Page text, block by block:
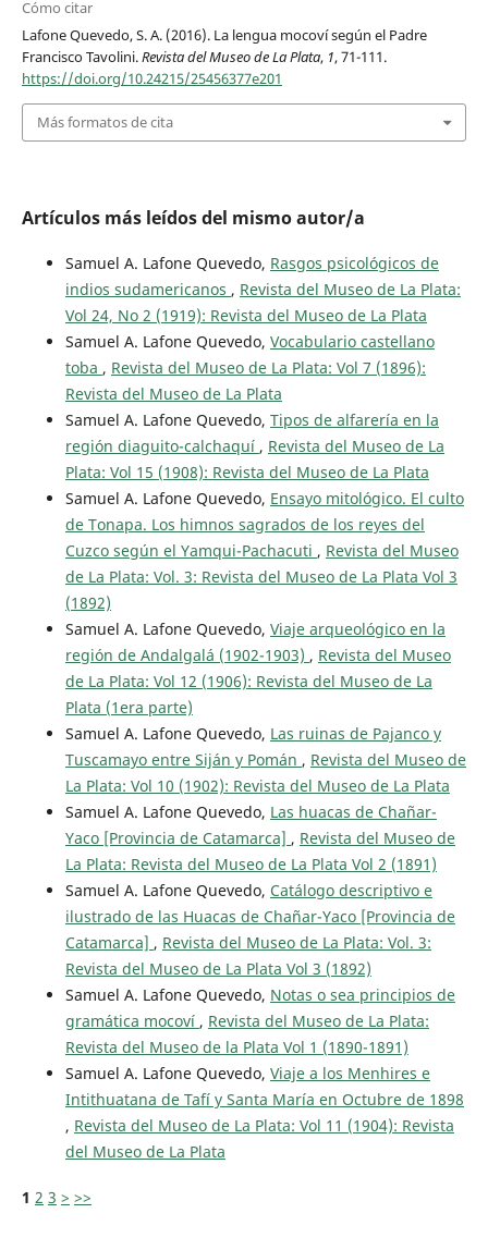
Cómo citar
Lafone Quevedo, S. A. (2016). La lengua mocoví según el Padre
Francisco Tavolini.Revista del Museo de La Plata, 1, 71-111.
https://doi.org/10.24215/25456377e201
Más formatos de cita
Artículos más leídos del mismo autor/a
Samuel A. Lafone Quevedo, Rasgos psicológicos de
indios sudamericanos , Revista del Museo de La Plata:
Vol 24, No 2 (1919): Revista del Museo de La Plata
Samuel A. Lafone Quevedo, Vocabulario castellano
toba , Revista del Museo de La Plata: Vol 7 (1896):
Revista del Museo de La Plata
Samuel A. Lafone Quevedo, Tipos de alfarería en la
región diaguito-calchaquí , Revista del Museo de La
Plata: Vol 15 (1908): Revista del Museo de La Plata
Samuel A. Lafone Quevedo, Ensayo mitológico. El culto
de Tonapa. Los himnos sagrados de los reyes del
Cuzco según el Yamqui-Pachacuti , Revista del Museo
de La Plata: Vol. 3: Revista del Museo de La Plata Vol 3
(1892)
Samuel A. Lafone Quevedo, Viaje arqueológico en la
región de Andalgalá (1902-1903) , Revista del Museo
de La Plata: Vol 12 (1906): Revista del Museo de La
Plata (1era parte)
Samuel A. Lafone Quevedo, Las ruinas de Pajanco y
Tuscamayo entre Siján y Pomán , Revista del Museo de
La Plata: Vol 10 (1902): Revista del Museo de La Plata
Samuel A. Lafone Quevedo, Las huacas de Chañar-
Yaco [Provincia de Catamarca] , Revista del Museo de
La Plata: Revista del Museo de La Plata Vol 2 (1891)
Samuel A. Lafone Quevedo, Catálogo descriptivo e
ilustrado de las Huacas de Chañar-Yaco [Provincia de
Catamarca] , Revista del Museo de La Plata: Vol. 3:
Revista del Museo de La Plata Vol 3 (1892)
Samuel A. Lafone Quevedo, Notas o sea principios de
gramática mocoví , Revista del Museo de La Plata:
Revista del Museo de la Plata Vol 1 (1890-1891)
Samuel A. Lafone Quevedo, Viaje a los Menhires e
Intithuatana de Tafí y Santa María en Octubre de 1898
, Revista del Museo de La Plata: Vol 11 (1904): Revista
del Museo de La Plata
1 2 3 > >>